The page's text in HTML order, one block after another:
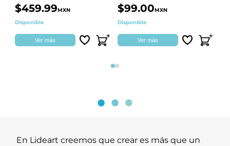
$459.99MXN
Disponible
Ver más
$99.00MXN
Disponible
Ver más
Página 1
Página 2
En Lideart creemos que crear es más que un